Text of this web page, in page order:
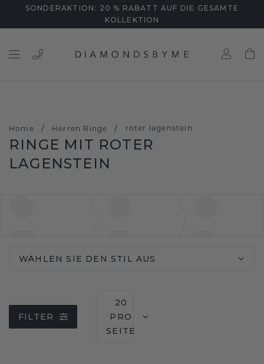
SONDERAKTION: 20 % RABATT AUF DIE GESAMTE
KOLLEKTION
Home / Herren Ringe / roter lagenstein
RINGE MIT ROTER
LAGENSTEIN
WÄHLEN SIE DEN STIL AUS
FILTER
20
PRO
SEITE